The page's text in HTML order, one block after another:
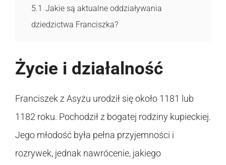
5.1 Jakie są aktualne oddziaływania
dziedzictwa Franciszka?
Życie i działalność
Franciszek z Asyżu urodził się około 1181 lub
1182 roku. Pochodził z bogatej rodziny kupieckiej.
Jego młodość była pełna przyjemności i
rozrywek, jednak nawrócenie, jakiego